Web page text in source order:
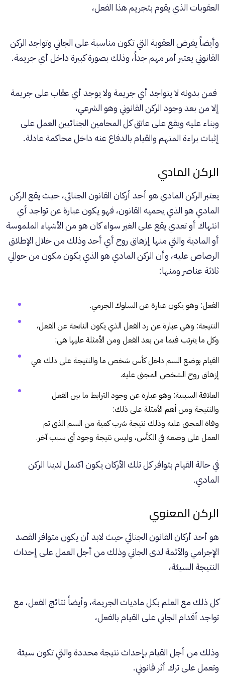
العقوبات الذي يقوم بتجريم هذا الفعل،
وأيضاً يفرض العقوبة التي تكون مناسبة على الجاني وتواجد الركن
القانوني يعتبر أمر مهم جداً، وذلك بصورة كبيرة داخل أي جريمة.
فمن بدونه لا يتواجد أي جريمة ولا يوجد أي عقاب على جريمة
إلا من بعد وجود الركن القانوني وهو الشرعي،
وبناء عليه ويقع على عاتق كل المحامين الجنائيين العمل على
إثبات براءة المتهم والقيام بالدفاع عنه داخل محاكمة عادلة.
الركن المادي
يعتبر الركن المادي هو أحد أركان القانون الجنائي، حيث يقع الركن
المادي هو الذي يحميه القانون، فهو يكون عبارة عن تواجد أي
انتهاك أو تعدي يقع على الغير سواء كان هو من الأشياء الملموسة
أو المادية والتي منها إزهاق روح أي أحد وذلك من خلال الإطلاق
الرصاص عليه، وأن الركن المادي هو الذي يكون مكون من حوالي
ثلاثة عناصر ومنها:
الفعل: وهو يكون عبارة عن السلوك الجرمي.
النتيجة: وهي عبارة عن رد الفعل الذي يكون الناتجة عن الفعل،
وكل ما يترتب فيما من بعد الفعل ومن الأمثلة عليها هي:
القيام بوضع السم داخل كأس شخص ما والنتيجة على ذلك هي
إزهاق روح الشخص المجنى عليه.
العلاقة السببية: وهو عبارة عن وجود الترابط ما بين الفعل
والنتيجة ومن أهم الأمثلة على ذلك:
وفاة المجنى عليه وذلك نتيجة شرب كمية من السم الذي تم
العمل على وضعه في الكأس، وليس نتيجة وجود أي سبب آخر.
في حالة القيام بتوافر كل تلك الأركان يكون اكتمل لدينا الركن
المادي.
الركن المعنوي
هو أحد أركان القانون الجنائي حيث لابد أن يكون متوافر القصد
الإجرامي والآثمة لدى الجاني وذلك من أجل العمل على إحداث
النتيجة السيئة،
كل ذلك مع العلم بكل ماديات الجريمة، وأيضاً نتائج الفعل، مع
تواجد أقدام الجاني على القيام بالفعل،
وذلك من أجل القيام بإحداث نتيجة محددة والتي تكون سيئة
وتعمل على ترك أثر قانوني.